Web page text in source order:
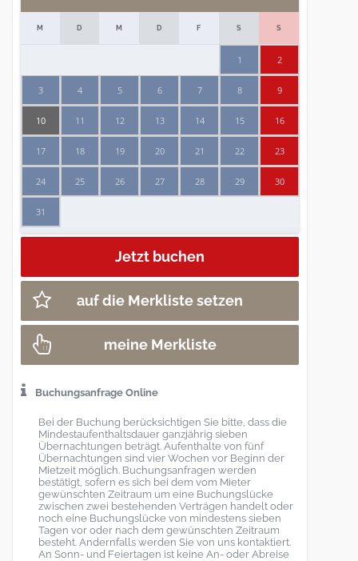
M D M D F S S
1 2
3 4 5 6 7 8 9
10 11 12 13 14 15 16
17 18 19 20 21 22 23
24 25 26 27 28 29 30
31
auf die Merkliste setzen
meine Merkliste
Buchungsanfrage Online
Bei der Buchung berücksichtigen Sie bitte, dass die
Mindestaufenthaltsdauer ganzjährig sieben
Übernachtungen beträgt. Aufenthalte von fünf
Übernachtungen sind vier Wochen vor Beginn der
Mietzeit möglich. Buchungsanfragen werden
bestätigt, sofern es sich bei dem vom Mieter
gewünschten Zeitraum um eine Buchungslücke
zwischen zwei bestehenden Verträgen handelt oder
noch eine Buchungslücke von mindestens sieben
Tagen vor oder nach dem gewünschten Zeitraum
besteht. Andernfalls werden Sie von uns kontaktiert.
An Sonn- und Feiertagen ist keine An- oder Abreise